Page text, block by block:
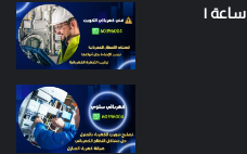
كهربائي منازل الكويت | كهربائي 24 ساعة |